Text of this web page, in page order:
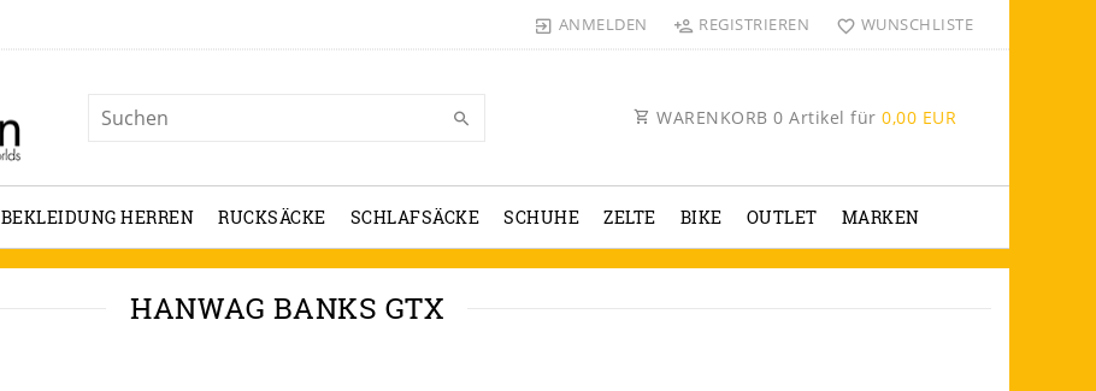
ANMELDEN REGISTRIEREN WUNSCHLISTE
WARENKORB 0 Artikel für 0,00 EUR
BEKLEIDUNG HERREN RUCKSÄCKE SCHLAFSÄCKE SCHUHE ZELTE BIKE OUTLET MARKEN
HANWAG BANKS GTX